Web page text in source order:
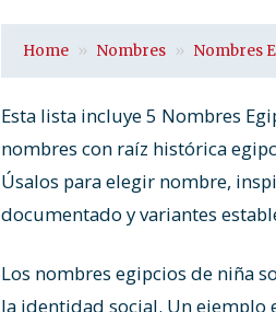
Home Nombres Nombres
Esta lista incluye 5 Nombres
nombres con raíz histórica
Úsalos para elegir nombre,
documentado y variantes
Los nombres egipcios de niña
la identidad social. Un ejemplo